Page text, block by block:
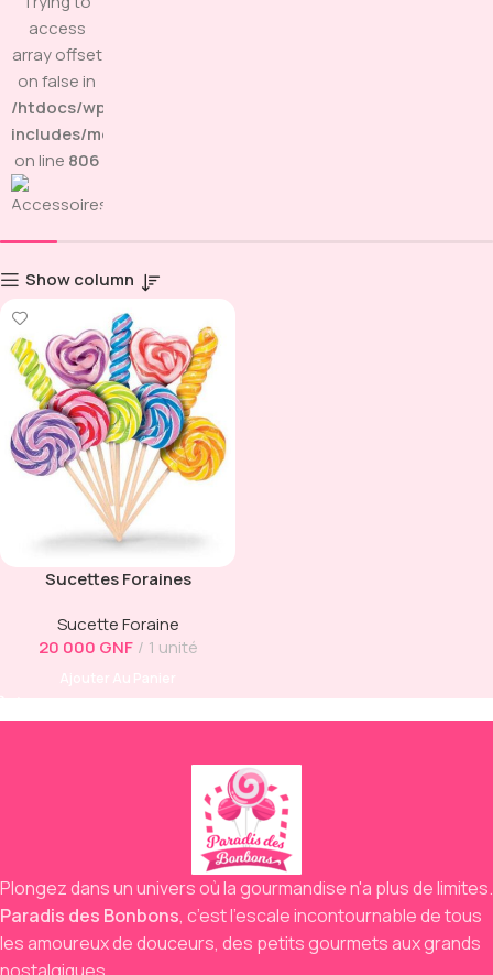
access
array offset
on false in
/htdocs/wp-
includes/media.php
on line 806
Show column
Sucettes Foraines
Sucette Foraine
20 000 GNF 1 unité
Plongez dans un univers où la gourmandise n'a plus de limites.
Paradis des Bonbons, c’est l’escale incontournable de tous
les amoureux de douceurs, des petits gourmets aux grands